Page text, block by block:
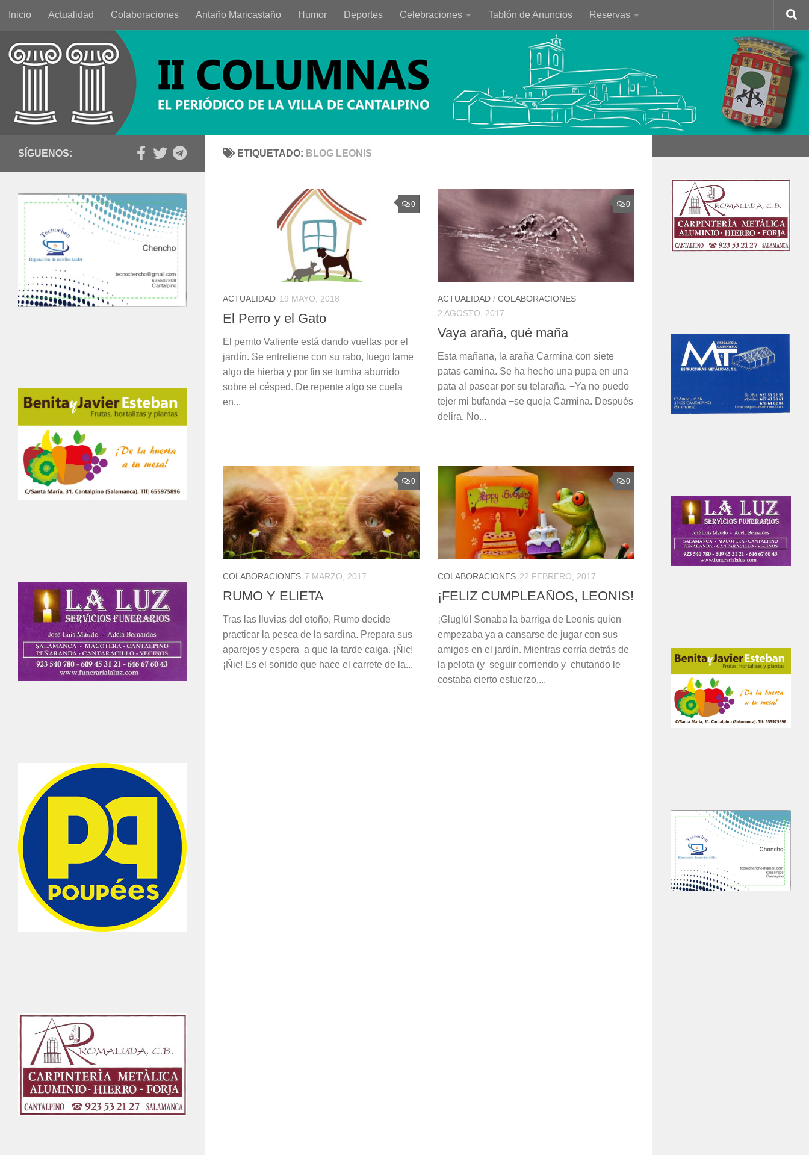
Saltar al contenido
Inicio Actualidad Colaboraciones Antaño Maricastaño Humor Deportes Celebraciones Tablón de Anuncios Reservas
ETIQUETADO: BLOG LEONIS
0
ACTUALIDAD 19 MAYO, 2018
El Perro y el Gato
El perrito Valiente está dando vueltas por el
jardín. Se entretiene con su rabo, luego lame
algo de hierba y por fin se tumba aburrido
sobre el césped. De repente algo se cuela
en...
0
ACTUALIDAD / COLABORACIONES
2 AGOSTO, 2017
Vaya araña, qué maña
Esta mañana, la araña Carmina con siete
patas camina. Se ha hecho una pupa en una
pata al pasear por su telaraña. −Ya no puedo
tejer mi bufanda −se queja Carmina. Después
delira. No...
0
COLABORACIONES 7 MARZO, 2017
RUMO Y ELIETA
Tras las lluvias del otoño, Rumo decide
practicar la pesca de la sardina. Prepara sus
aparejos y espera a que la tarde caiga. ¡Ñic!
¡Ñic! Es el sonido que hace el carrete de la...
0
COLABORACIONES 22 FEBRERO, 2017
¡FELIZ CUMPLEAÑOS, LEONIS!
¡Gluglú! Sonaba la barriga de Leonis quien
empezaba ya a cansarse de jugar con sus
amigos en el jardín. Mientras corría detrás de
la pelota (y seguir corriendo y chutando le
costaba cierto esfuerzo,...
SÍGUENOS: